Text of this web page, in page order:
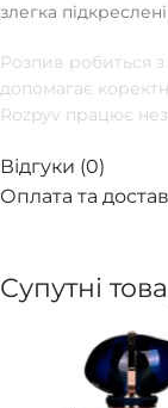
злегка
Розпив робиться
допомагає
Rozpyv працює
Відгуки (0)
Оплата та
Супутні